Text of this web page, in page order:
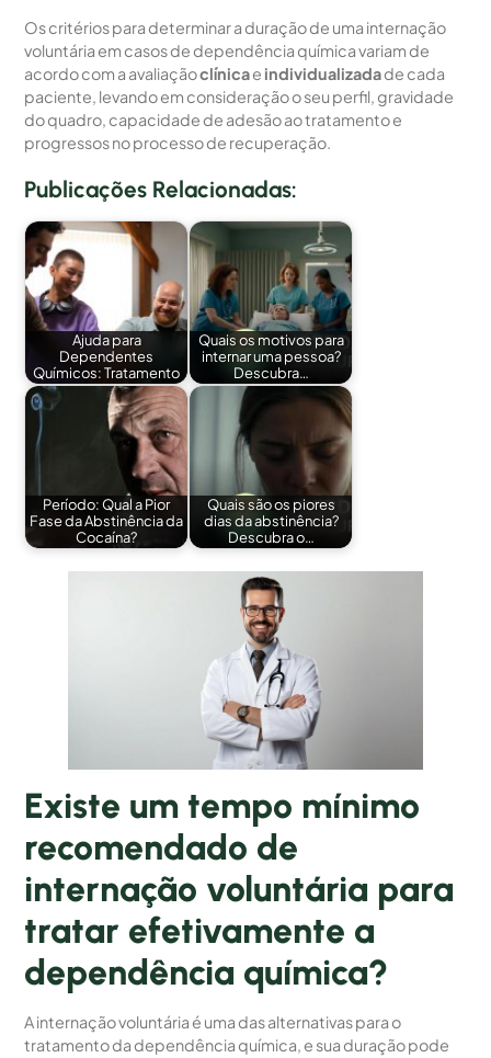
Os critérios para determinar a duração de uma internação
voluntária em casos de dependência química variam de
acordo com a avaliaçãoclínicae individualizadade cada
paciente, levando em consideração o seu perfil, gravidade
do quadro, capacidade de adesão ao tratamento e
progressos no processo de recuperação.
Publicações Relacionadas:
Ajuda para
Dependentes
Químicos: Tratamento
Quais os motivos para
internar uma pessoa?
Descubra…
Período: Qual a Pior
Fase da Abstinência da
Cocaína?
Quais são os piores
dias da abstinência?
Descubra o…
Existe um tempo mínimo
recomendado de
internação voluntária para
tratar efetivamente a
dependência química?
A internação voluntária é uma das alternativas para o
tratamento da dependência química, e sua duração pode